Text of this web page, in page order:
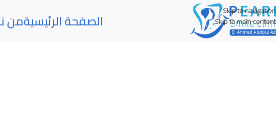
Skip to navigation
Skip to main content
الصفحة الرئيسيةمن